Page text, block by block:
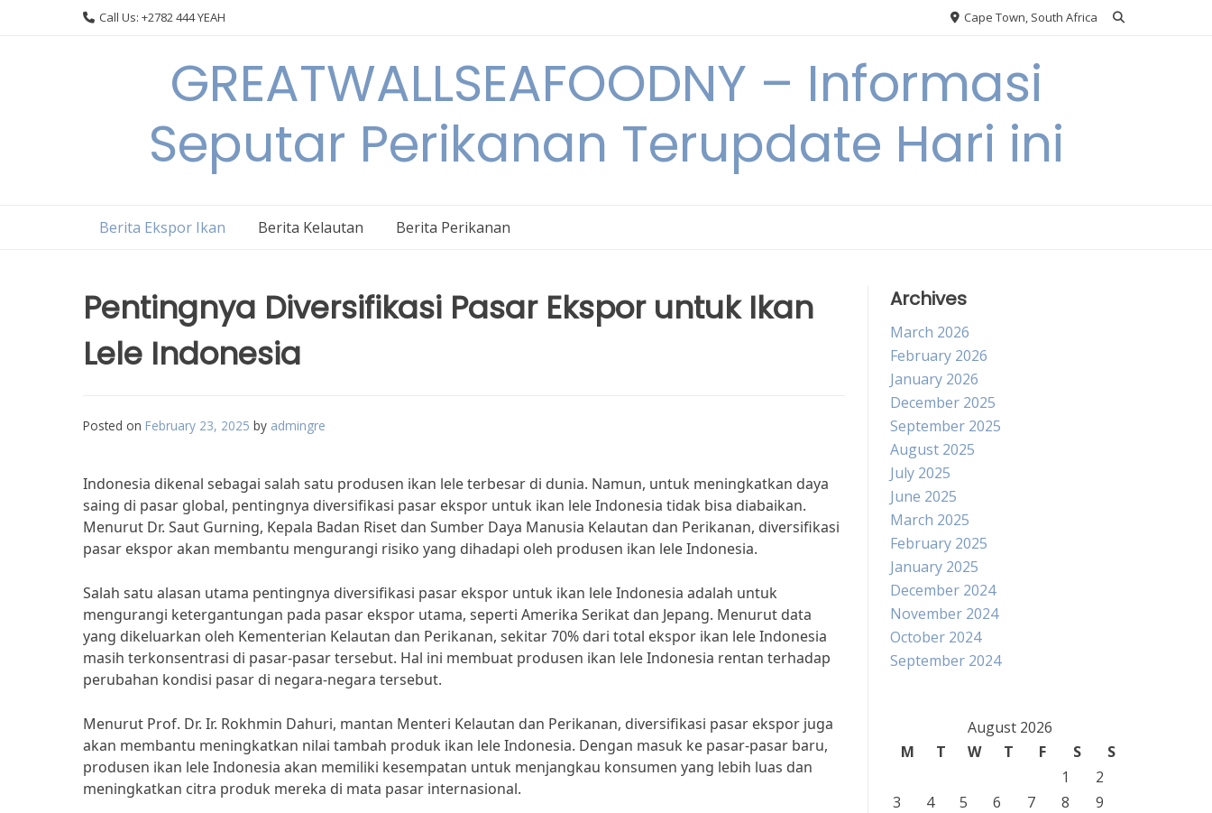
Call Us: +2782 444 YEAH Cape Town, South Africa
GREATWALLSEAFOODNY – Informasi
Seputar Perikanan Terupdate Hari ini
Berita Ekspor Ikan Berita Kelautan Berita Perikanan
Pentingnya Diversifikasi Pasar Ekspor untuk Ikan
Lele Indonesia
Posted on February 23, 2025 by admingre
Indonesia dikenal sebagai salah satu produsen ikan lele terbesar di dunia. Namun, untuk meningkatkan daya
saing di pasar global, pentingnya diversifikasi pasar ekspor untuk ikan lele Indonesia tidak bisa diabaikan.
Menurut Dr. Saut Gurning, Kepala Badan Riset dan Sumber Daya Manusia Kelautan dan Perikanan, diversifikasi
pasar ekspor akan membantu mengurangi risiko yang dihadapi oleh produsen ikan lele Indonesia.
Salah satu alasan utama pentingnya diversifikasi pasar ekspor untuk ikan lele Indonesia adalah untuk
mengurangi ketergantungan pada pasar ekspor utama, seperti Amerika Serikat dan Jepang. Menurut data
yang dikeluarkan oleh Kementerian Kelautan dan Perikanan, sekitar 70% dari total ekspor ikan lele Indonesia
masih terkonsentrasi di pasar-pasar tersebut. Hal ini membuat produsen ikan lele Indonesia rentan terhadap
perubahan kondisi pasar di negara-negara tersebut.
Menurut Prof. Dr. Ir. Rokhmin Dahuri, mantan Menteri Kelautan dan Perikanan, diversifikasi pasar ekspor juga
akan membantu meningkatkan nilai tambah produk ikan lele Indonesia. Dengan masuk ke pasar-pasar baru,
produsen ikan lele Indonesia akan memiliki kesempatan untuk menjangkau konsumen yang lebih luas dan
meningkatkan citra produk mereka di mata pasar internasional.
Archives
March 2026
February 2026
January 2026
December 2025
September 2025
August 2025
July 2025
June 2025
March 2025
February 2025
January 2025
December 2024
November 2024
October 2024
September 2024
August 2026
M
T W T F S
S
1
2
3
4 5 6 7 8
9